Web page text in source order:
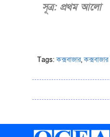
সূত্র: প্রথম আলো
Tags:কক্সবাজার,